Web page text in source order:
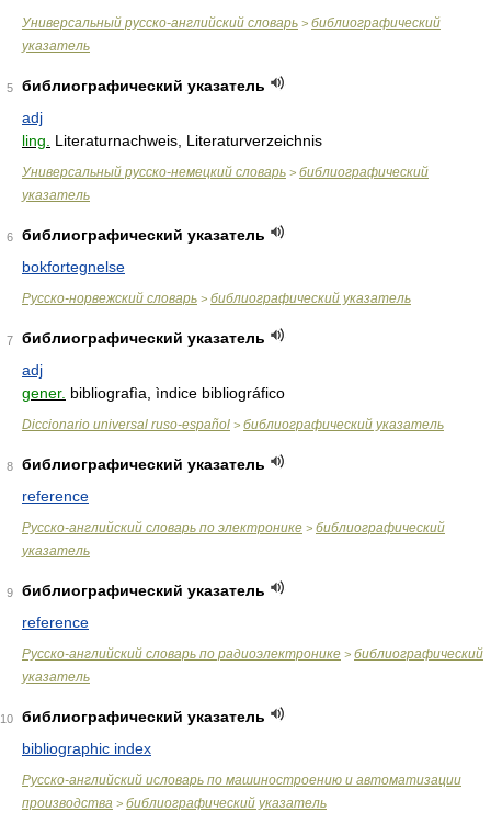
Универсальный русско-английский словарь > библиографический
указатель
5
библиографический указатель
adj
ling.
Literaturnachweis, Literaturverzeichnis
Универсальный русско-немецкий словарь > библиографический
указатель
6
библиографический указатель
bokfortegnelse
Русско-норвежский словарь > библиографический указатель
7
библиографический указатель
adj
gener. bibliografìa, ìndice bibliográfico
Diccionario universal ruso-español > библиографический указатель
8
библиографический указатель
reference
Русско-английский словарь по электронике > библиографический
указатель
9
библиографический указатель
reference
Русско-английский словарь по радиоэлектронике > библиографический
указатель
10
библиографический указатель
bibliographic index
Русско-английский исловарь по машиностроению и автоматизации
производства > библиографический указатель